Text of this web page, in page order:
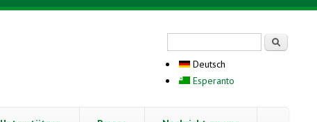
Deutsch
Esperanto